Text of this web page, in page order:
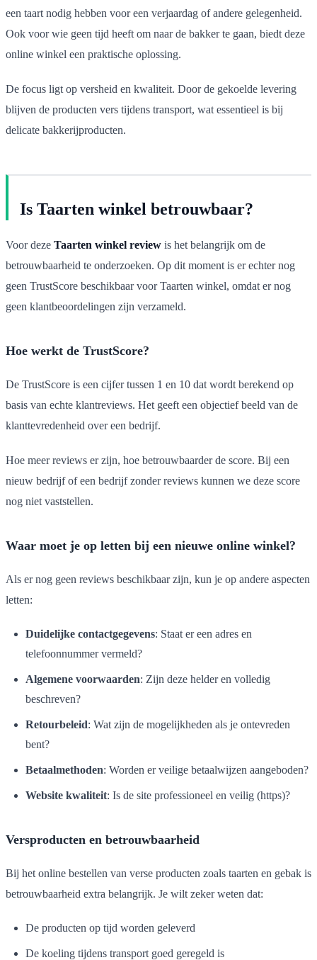
een taart nodig hebben voor een verjaardag of andere gelegenheid.
Ook voor wie geen tijd heeft om naar de bakker te gaan, biedt deze
online winkel een praktische oplossing.
De focus ligt op versheid en kwaliteit. Door de gekoelde levering
blijven de producten vers tijdens transport, wat essentieel is bij
delicate bakkerijproducten.
Is Taarten winkel betrouwbaar?
Voor deze Taarten winkel review is het belangrijk om de
betrouwbaarheid te onderzoeken. Op dit moment is er echter nog
geen TrustScore beschikbaar voor Taarten winkel, omdat er nog
geen klantbeoordelingen zijn verzameld.
Hoe werkt de TrustScore?
De TrustScore is een cijfer tussen 1 en 10 dat wordt berekend op
basis van echte klantreviews. Het geeft een objectief beeld van de
klanttevredenheid over een bedrijf.
Hoe meer reviews er zijn, hoe betrouwbaarder de score. Bij een
nieuw bedrijf of een bedrijf zonder reviews kunnen we deze score
nog niet vaststellen.
Waar moet je op letten bij een nieuwe online winkel?
Als er nog geen reviews beschikbaar zijn, kun je op andere aspecten
letten:
Duidelijke contactgegevens: Staat er een adres en
telefoonnummer vermeld?
Algemene voorwaarden: Zijn deze helder en volledig
beschreven?
Retourbeleid: Wat zijn de mogelijkheden als je ontevreden
bent?
Betaalmethoden: Worden er veilige betaalwijzen aangeboden?
Website kwaliteit: Is de site professioneel en veilig (https)?
Versproducten en betrouwbaarheid
Bij het online bestellen van verse producten zoals taarten en gebak is
betrouwbaarheid extra belangrijk. Je wilt zeker weten dat:
De producten op tijd worden geleverd
De koeling tijdens transport goed geregeld is